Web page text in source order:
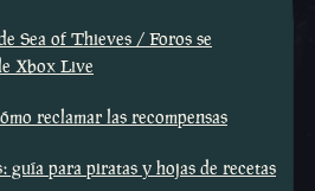
Sea of Thieves / Foros se
Xbox Live
reclamar las recompensas
guía para piratas y hojas de recetas